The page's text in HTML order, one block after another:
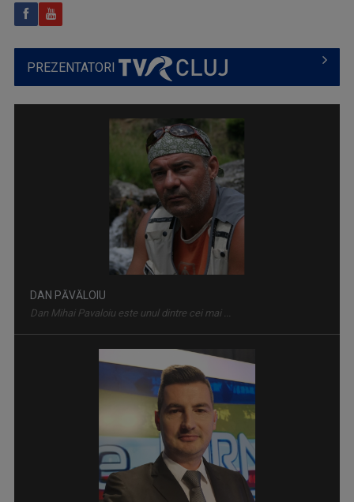
PREZENTATORI
DAN PĂVĂLOIU
Dan Mihai Pavaloiu este unul dintre cei mai ...